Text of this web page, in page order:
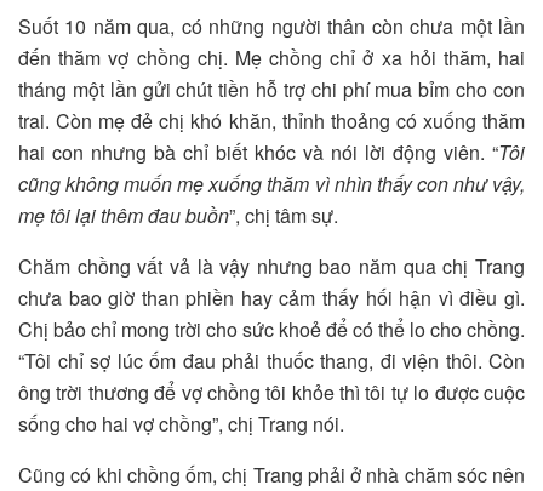
Suốt 10 năm qua, có những người thân còn chưa một lần
đến thăm vợ chồng chị. Mẹ chồng chỉ ở xa hỏi thăm, hai
tháng một lần gửi chút tiền hỗ trợ chi phí mua bỉm cho con
trai. Còn mẹ đẻ chị khó khăn, thỉnh thoảng có xuống thăm
hai con nhưng bà chỉ biết khóc và nói lời động viên. “Tôi
cũng không muốn mẹ xuống thăm vì nhìn thấy con như vậy,
mẹ tôi lại thêm đau buồn”, chị tâm sự.
Chăm chồng vất vả là vậy nhưng bao năm qua chị Trang
chưa bao giờ than phiền hay cảm thấy hối hận vì điều gì.
Chị bảo chỉ mong trời cho sức khoẻ để có thể lo cho chồng.
“Tôi chỉ sợ lúc ốm đau phải thuốc thang, đi viện thôi. Còn
ông trời thương để vợ chồng tôi khỏe thì tôi tự lo được cuộc
sống cho hai vợ chồng”, chị Trang nói.
Cũng có khi chồng ốm, chị Trang phải ở nhà chăm sóc nên